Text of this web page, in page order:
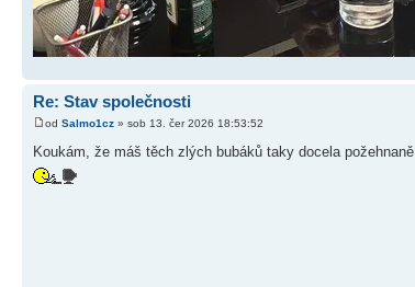
Re: Stav společnosti
od Salmo1cz » sob 13. čer 2026 18:53:52
Koukám, že máš těch zlých bubáků taky docela požehnaně.